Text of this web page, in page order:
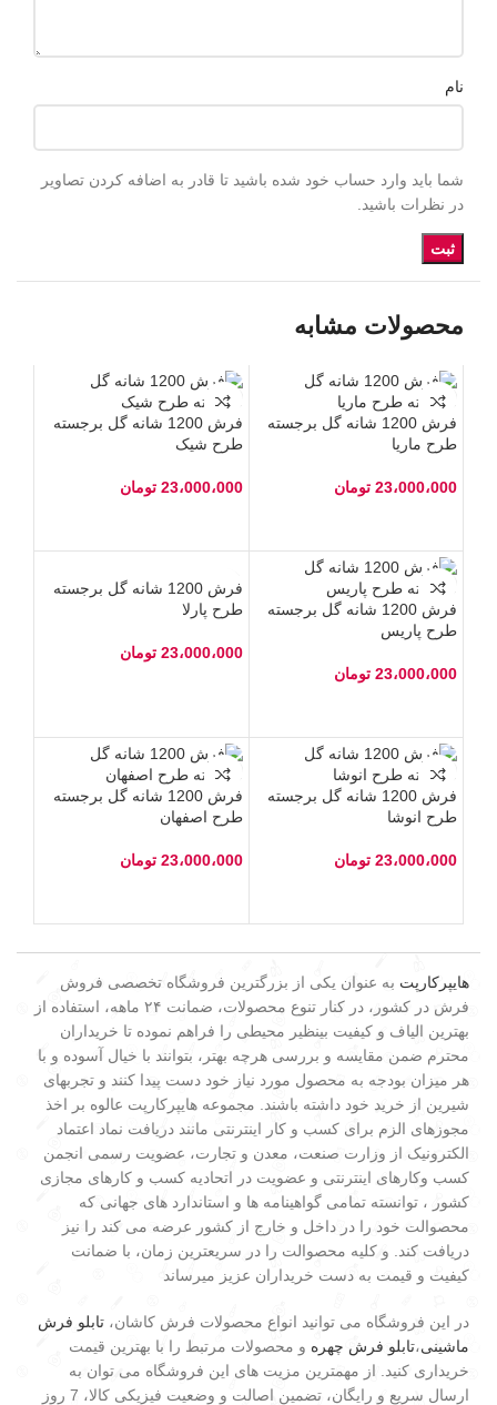
نام
شما باید وارد حساب خود شده باشید تا قادر به اضافه کردن تصاویر
در نظرات باشید.
محصولات مشابه
فرش 1200 شانه گل برجسته
طرح ماریا
23،000،000 تومان
فرش 1200 شانه گل برجسته
طرح شیک
23،000،000 تومان
فرش 1200 شانه گل برجسته
طرح پاریس
23،000،000 تومان
فرش 1200 شانه گل برجسته
طرح پارلا
23،000،000 تومان
فرش 1200 شانه گل برجسته
طرح انوشا
23،000،000 تومان
فرش 1200 شانه گل برجسته
طرح اصفهان
23،000،000 تومان
هایپرکارپت به عنوان یکی از بزرگترین فروشگاه تخصصی فروش
فرش در کشور، در کنار تنوع محصولات، ضمانت ۲۴ ماهه، استفاده از
بهترین الیاف و کیفیت بینظیر محیطی را فراهم نموده تا خریداران
محترم ضمن مقایسه و بررسی هرچه بهتر، بتوانند با خیال آسوده و با
هر میزان بودجه به محصول مورد نیاز خود دست پیدا کنند و تجربهای
شیرین از خرید خود داشته باشند. مجموعه هایپرکارپت عالوه بر اخذ
مجوزهای الزم برای کسب و کار اینترنتی مانند دریافت نماد اعتماد
الکترونیک از وزارت صنعت، معدن و تجارت، عضویت رسمی انجمن
کسب وکارهای اینترنتی و عضویت در اتحادیه کسب و کارهای مجازی
کشور ، توانسته تمامی گواهینامه ها و استاندارد های جهانی که
محصوالت خود را در داخل و خارج از کشور عرضه می کند را نیز
دریافت کند. و کلیه محصوالت را در سریعترین زمان، با ضمانت
کیفیت و قیمت به دست خریداران عزیز میرساند
در این فروشگاه می توانید انواع محصولات فرش کاشان، تابلو فرش
ماشینی،تابلو فرش چهره و محصولات مرتبط را با بهترین قیمت
خریداری کنید. از مهمترین مزیت های این فروشگاه می توان به
ارسال سریع و رایگان، تضمین اصالت و وضعیت فیزیکی کالا، 7 روز